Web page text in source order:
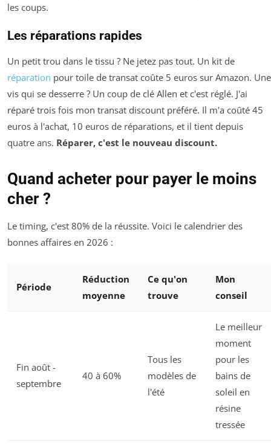
les coups.
Les réparations rapides
Un petit trou dans le tissu ? Ne jetez pas tout. Un kit de
réparation pour toile de transat coûte 5 euros sur Amazon. Une
vis qui se desserre ? Un coup de clé Allen et c'est réglé. J'ai
réparé trois fois mon transat discount préféré. Il m'a coûté 45
euros à l'achat, 10 euros de réparations, et il tient depuis
quatre ans. Réparer, c'est le nouveau discount.
Quand acheter pour payer le moins
cher ?
Le timing, c'est 80% de la réussite. Voici le calendrier des
bonnes affaires en 2026 :
Période
Réduction
moyenne
Ce qu'on
trouve
Mon
conseil
Fin août -
septembre
40 à 60%
Tous les
modèles de
l'été
Le meilleur
moment
pour les
bains de
soleil en
résine
tressée